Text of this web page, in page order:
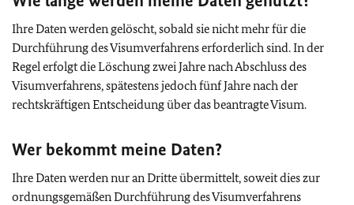
Ihre Daten werden gelöscht, sobald sie nicht mehr für die
Durchführung des Visumverfahrens erforderlich sind. In der
Regel erfolgt die Löschung zwei Jahre nach Abschluss des
Visumverfahrens, spätestens jedoch fünf Jahre nach der
rechtskräftigen Entscheidung über das beantragte Visum.
Wer bekommt meine Daten?
Ihre Daten werden nur an Dritte übermittelt, soweit dies zur
ordnungsgemäßen Durchführung des Visumverfahrens